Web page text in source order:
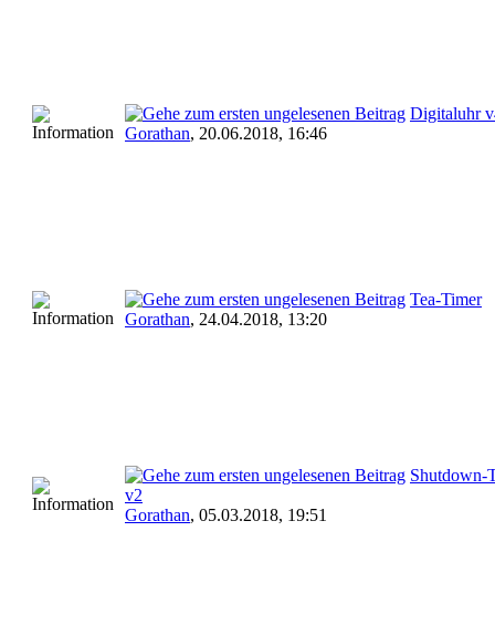
Digitaluhr
Gorathan, 20.06.2018, 16:46
Tea-Timer
Gorathan, 24.04.2018, 13:20
Shutdown-
v2
Gorathan, 05.03.2018, 19:51